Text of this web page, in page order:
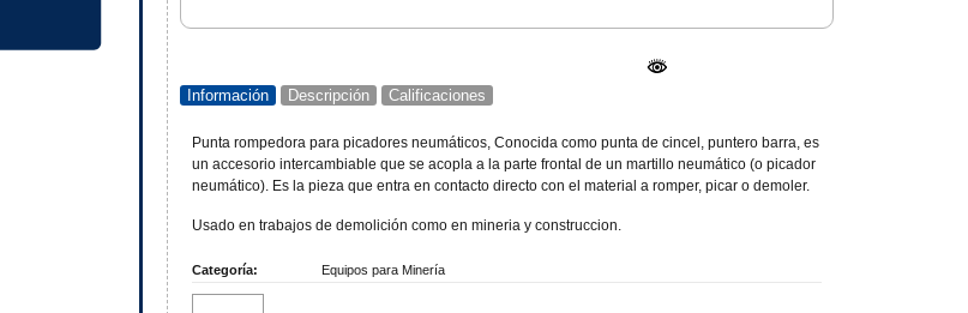
Información Descripción Calificaciones
Punta rompedora para picadores neumáticos, Conocida como punta de cincel, puntero barra, es
un accesorio intercambiable que se acopla a la parte frontal de un martillo neumático (o picador
neumático). Es la pieza que entra en contacto directo con el material a romper, picar o demoler.
Usado en trabajos de demolición como en mineria y construccion.
Categoría: Equipos para Minería